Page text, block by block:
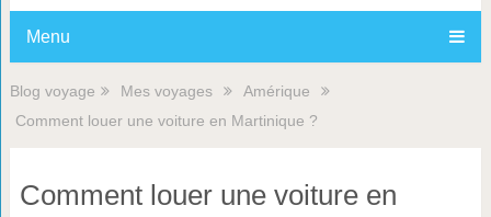
Menu
Blog voyage Mes voyages
Amérique
Comment louer une voiture en Martinique ?
Comment louer une voiture en